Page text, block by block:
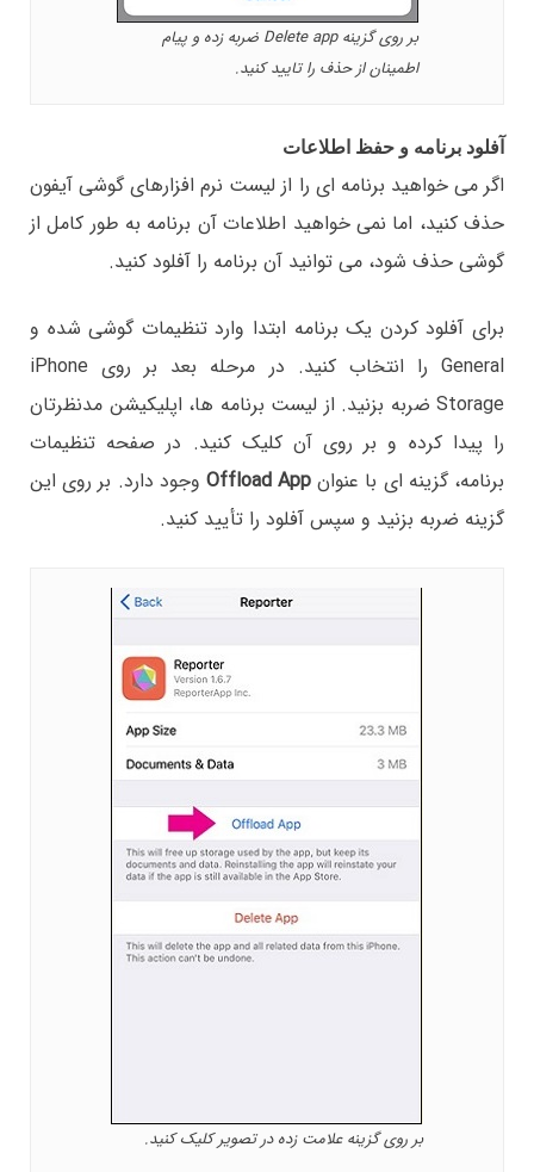
بر روی گزینه Delete app ضربه زده و پیام
اطمینان از حذف را تایید کنید.
آفلود برنامه و حفظ اطلاعات
اگر می خواهید برنامه ای را از لیست نرم افزارهای گوشی آیفون
حذف کنید، اما نمی خواهید اطلاعات آن برنامه به طور کامل از
گوشی حذف شود، می توانید آن برنامه را آفلود کنید.
برای آفلود کردن یک برنامه ابتدا وارد تنظیمات گوشی شده و
General را انتخاب کنید. در مرحله بعد بر روی iPhone
Storage ضربه بزنید. از لیست برنامه ها، اپلیکیشن مدنظرتان
را پیدا کرده و بر روی آن کلیک کنید. در صفحه تنظیمات
برنامه، گزینه ای با عنوان Offload App وجود دارد. بر روی این
گزینه ضربه بزنید و سپس آفلود را تأیید کنید.
بر روی گزینه علامت زده در تصویر کلیک کنید.